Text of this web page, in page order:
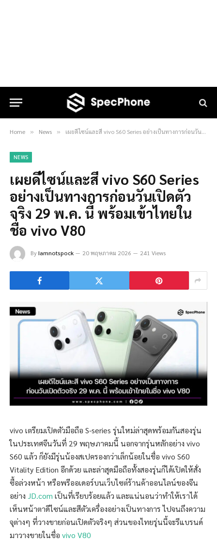
Home » News » เผยดีไซน์และสี vivo S60 Series อย่างเป็นทางการก่อนวันเปิดตัวจริง 29 พ.ค. นี้ พร้อมเข้าไทยในชื่อ vivo V80
NEWS
เผยดีไซน์และสี vivo S60 Series
อย่างเป็นทางการก่อนวันเปิดตัว
จริง 29 พ.ค. นี้ พร้อมเข้าไทยใน
ชื่อ vivo V80
ByIamnotspock 20 พฤษภาคม 2026 241 Views
vivo เตรียมเปิดตัวมือถือ S-series รุ่นใหม่ล่าสุดพร้อมกันสองรุ่น
ในประเทศจีนวันที่ 29 พฤษภาคมนี้ นอกจากรุ่นหลักอย่าง vivo
S60 แล้ว ก็ยังมีรุ่นน้องสเปครองกว่าเล็กน้อยในชื่อ vivo S60
Vitality Edition อีกด้วย และล่าสุดมือถือทั้งสองรุ่นก็ได้เปิดให้สั่ง
ซื้อล่วงหน้า หรือพรีออเดอร์บนเว็บไซต์ร้านค้าออนไลน์ของจีน
อย่าง JD.com เป็นที่เรียบร้อยแล้ว และแน่นอนว่าทำให้เราได้
เห็นหน้าตาดีไซน์และสีตัวเครื่องอย่างเป็นทางการ ไปจนถึงความ
จุต่างๆ ที่วางขายก่อนเปิดตัวจริงๆ ส่วนของไทยรุ่นนี้จะรีแบรนด์
มาวางขายในชื่อ vivo V80